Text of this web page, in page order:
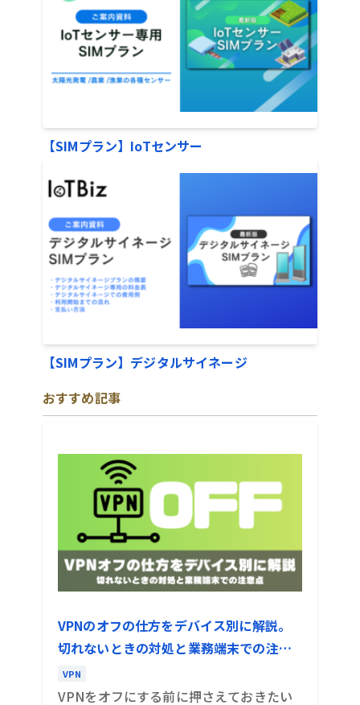
【SIMプラン】IoTセンサー
【SIMプラン】デジタルサイネージ
おすすめ記事
VPNのオフの仕方をデバイス別に解説。
切れないときの対処と業務端末での注意
点
VPN
VPNをオフにする前に押さえておきたい